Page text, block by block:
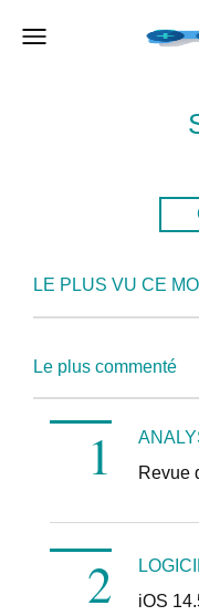
LE PLUS VU CE
Le plus commenté
Revue
iOS